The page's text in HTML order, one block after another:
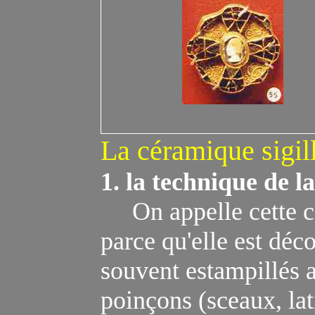
La céramique
1. la technique de
On appelle cette
parce qu'elle est
souvent estampillés
poinçons (sceaux,